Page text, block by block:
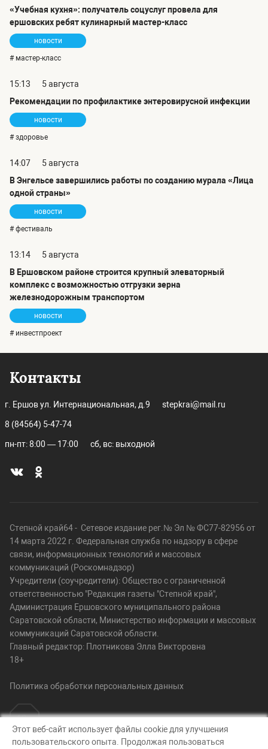
«Учебная кухня»: получатель соцуслуг провела для
ершовских ребят кулинарный мастер-класс
новости
# мастер-класс
15:13
5 августа
Рекомендации по профилактике энтеровирусной инфекции
новости
# здоровье
14:07
5 августа
В Энгельсе завершились работы по созданию мурала «Лица
одной страны»
новости
# фестиваль
13:14
5 августа
В Ершовском районе строится крупный элеваторный
комплекс с возможностью отгрузки зерна
железнодорожным транспортом
новости
# инвестпроект
Контакты
г. Ершов ул. Интернациональная, д.9 stepkrai@mail.ru
8 (84564) 5-47-74
пн-пт: 8:00 — 17:00 сб, вс: выходной
Степной край64 - Сетевое издание рег.№ Эл № ФС77-82956 от
14 марта 2022 г. Федеральная служба по надзору в сфере
связи, информационных технологий и массовых
коммуникаций (Роскомнадзор)
Учредители (соучредители): Общество с ограниченной
ответственностью "Редакция газеты "Степной край",
Администрация Ершовского муниципального района
Саратовской области, Министерство информации и массовых
коммуникаций Саратовской области.
Главный редактор: Плотникова Элла Викторовна
18+
Политика обработки персональных данных
Этот веб-сайт использует файлы cookie для улучшения
пользовательского опыта. Продолжая пользоваться